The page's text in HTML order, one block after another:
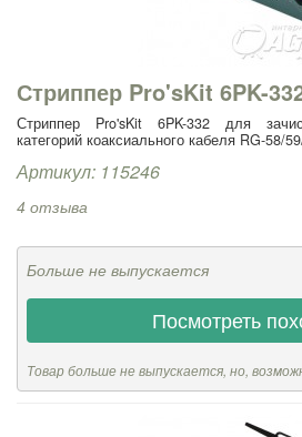
Стриппер Pro'sKit 6PK-
Стриппер Pro'sKit 6PK-332 для
категорий коаксиального кабеля RG-58/
Артикул: 115246
4 отзыва
Больше не выпускается
Посмотреть
Товар больше не выпускается, но,